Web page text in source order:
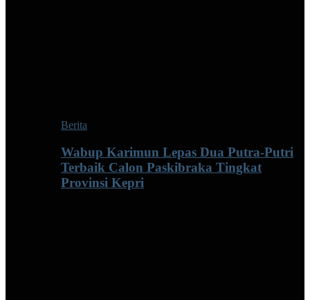
Berita
Wabup Karimun Lepas Dua Putra-Putri
Terbaik Calon Paskibraka Tingkat
Provinsi Kepri